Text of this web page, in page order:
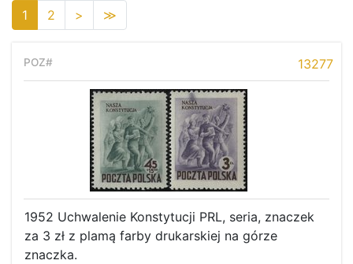
1
2 > ≫
13277
1952 Uchwalenie Konstytucji PRL, seria, znaczek
za 3 zł z plamą farby drukarskiej na górze
znaczka.